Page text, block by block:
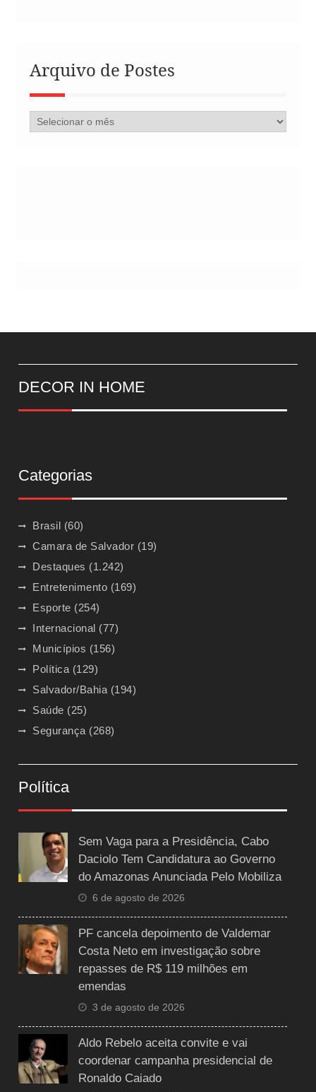
Arquivo de Postes
Arquivo
de
DECOR IN HOME
Categorias
Brasil (60)
Camara de Salvador (19)
Destaques (1.242)
Entretenimento (169)
Esporte (254)
Internacional (77)
Municípios (156)
Política (129)
Salvador/Bahia (194)
Saúde (25)
Segurança (268)
Política
Sem Vaga para a Presidência, Cabo
Daciolo Tem Candidatura ao Governo
do Amazonas Anunciada Pelo Mobiliza
6 de agosto de 2026
PF cancela depoimento de Valdemar
Costa Neto em investigação sobre
repasses de R$ 119 milhões em
emendas
3 de agosto de 2026
Aldo Rebelo aceita convite e vai
coordenar campanha presidencial de
Ronaldo Caiado